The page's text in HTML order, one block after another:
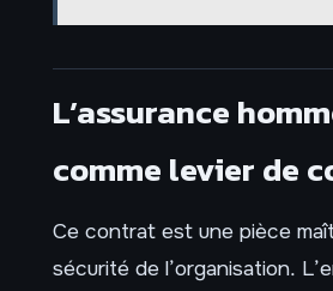
L’assurance
comme levier de
Ce contrat est une pièce
sécurité de l’organisation.